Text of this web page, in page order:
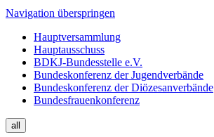
Navigation überspringen
Hauptversammlung
Hauptausschuss
BDKJ-Bundesstelle e.V.
Bundeskonferenz der Jugendverbände
Bundeskonferenz der Diözesanverbände
Bundesfrauenkonferenz
all